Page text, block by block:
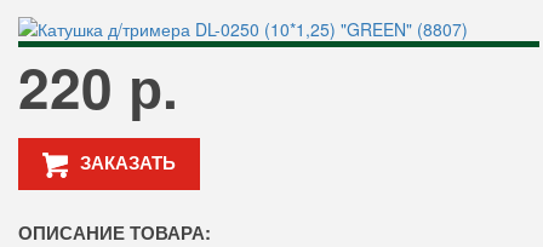
220 р.
ЗАКАЗАТЬ
ОПИСАНИЕ ТОВАРА: